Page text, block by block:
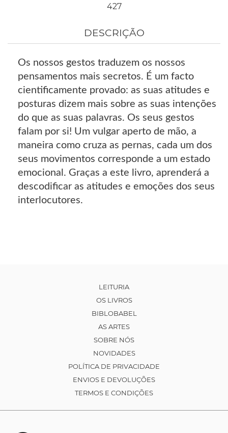
427
DESCRIÇÃO
Os nossos gestos traduzem os nossos
pensamentos mais secretos. É um facto
cientificamente provado: as suas atitudes e
posturas dizem mais sobre as suas intenções
do que as suas palavras. Os seus gestos
falam por si! Um vulgar aperto de mão, a
maneira como cruza as pernas, cada um dos
seus movimentos corresponde a um estado
emocional. Graças a este livro, aprenderá a
descodificar as atitudes e emoções dos seus
interlocutores.
LEITURIA
OS LIVROS
BIBLOBABEL
AS ARTES
SOBRE NÓS
NOVIDADES
POLÍTICA DE PRIVACIDADE
ENVIOS E DEVOLUÇÕES
TERMOS E CONDIÇÕES